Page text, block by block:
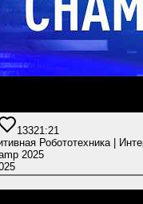
13321:21
Робототехника |
2025